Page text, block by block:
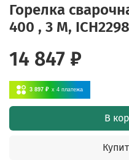
Горелка
400 , 3 М, ICH2298
14 847 ₽
3 897 ₽ x 4 платежа
В